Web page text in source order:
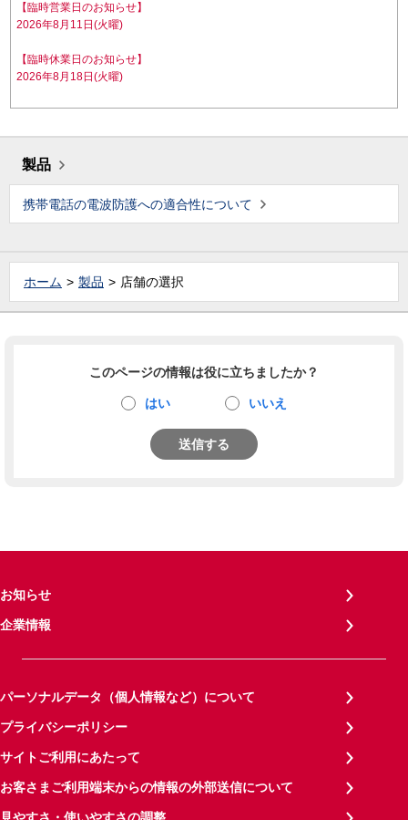
【臨時営業日のお知らせ】
2026年8月11日(火曜)
【臨時休業日のお知らせ】
2026年8月18日(火曜)
製品
携帯電話の電波防護への適合性について
ホーム 製品 店舗の選択
このページの情報は役に立ちましたか？
はい いいえ
送信する
お知らせ
企業情報
パーソナルデータ（個人情報など）について
プライバシーポリシー
サイトご利用にあたって
お客さまご利用端末からの情報の外部送信について